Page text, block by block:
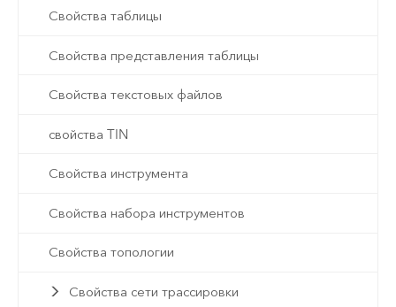
Свойства таблицы
Свойства представления таблицы
Свойства текстовых файлов
свойства TIN
Свойства инструмента
Свойства набора инструментов
Свойства топологии
Свойства сети трассировки